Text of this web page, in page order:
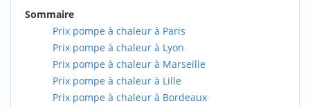
Sommaire
Prix pompe à chaleur à Paris
Prix pompe à chaleur à Lyon
Prix pompe à chaleur à Marseille
Prix pompe à chaleur à Lille
Prix pompe à chaleur à Bordeaux